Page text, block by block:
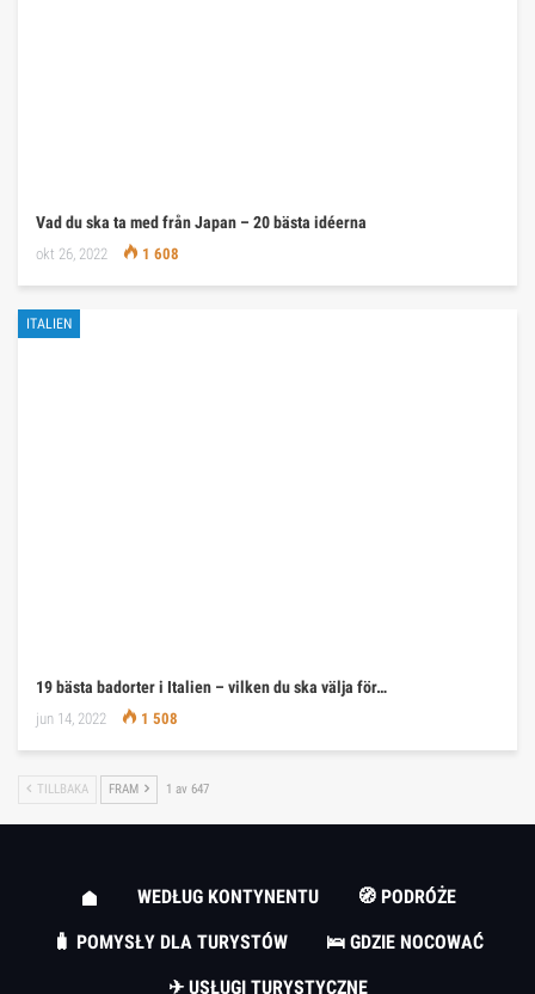
Vad du ska ta med från Japan – 20 bästa idéerna
okt 26, 2022 1 608
ITALIEN
19 bästa badorter i Italien – vilken du ska välja för…
jun 14, 2022 1 508
TILLBAKA FRAM 1 av 647
WEDŁUG KONTYNENTU
🧭 PODRÓŻE
🧳 POMYSŁY DLA TURYSTÓW
🛌 GDZIE NOCOWAĆ
✈ USŁUGI TURYSTYCZNE